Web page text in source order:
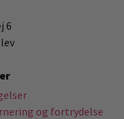
6
og fortrydelse